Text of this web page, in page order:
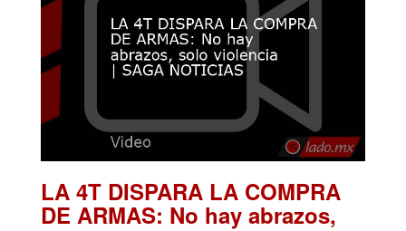
LA 4T DISPARA LA COMPRA
DE ARMAS: No hay abrazos,